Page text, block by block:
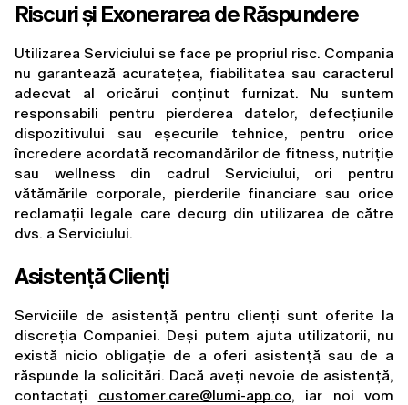
Riscuri și Exonerarea de Răspundere
Utilizarea Serviciului se face pe propriul risc. Compania
nu garantează acuratețea, fiabilitatea sau caracterul
adecvat al oricărui conținut furnizat. Nu suntem
responsabili pentru pierderea datelor, defecțiunile
dispozitivului sau eșecurile tehnice, pentru orice
încredere acordată recomandărilor de fitness, nutriție
sau wellness din cadrul Serviciului, ori pentru
vătămările corporale, pierderile financiare sau orice
reclamații legale care decurg din utilizarea de către
dvs. a Serviciului.
Asistență Clienți
Serviciile de asistență pentru clienți sunt oferite la
discreția Companiei. Deși putem ajuta utilizatorii, nu
există nicio obligație de a oferi asistență sau de a
răspunde la solicitări. Dacă aveți nevoie de asistență,
contactați customer.care@lumi-app.co, iar noi vom